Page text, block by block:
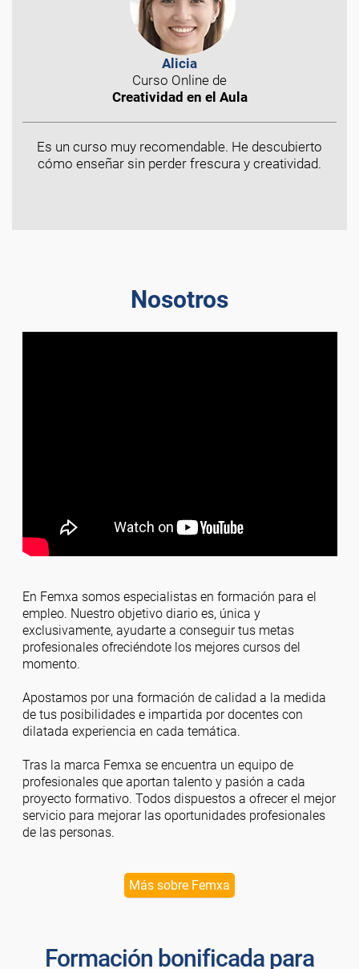
Alicia
Curso Online de
Creatividad en el Aula
Es un curso muy recomendable. He descubierto
cómo enseñar sin perder frescura y creatividad.
Nosotros
En Femxa somos especialistas en formación para el
empleo. Nuestro objetivo diario es, única y
exclusivamente, ayudarte a conseguir tus metas
profesionales ofreciéndote los mejores cursos del
momento.
Apostamos por una formación de calidad a la medida
de tus posibilidades e impartida por docentes con
dilatada experiencia en cada temática.
Tras la marca Femxa se encuentra un equipo de
profesionales que aportan talento y pasión a cada
proyecto formativo. Todos dispuestos a ofrecer el mejor
servicio para mejorar las oportunidades profesionales
de las personas.
Más sobre Femxa
Formación bonificada para